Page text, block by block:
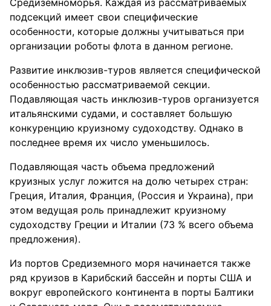
Средиземноморья. Каждая из рассматриваемых
подсекций имеет свои специфические
особенности, которые должны учитываться при
организации роботы флота в данном регионе.
Развитие инклюзив-туров является специфической
особенностью рассматриваемой секции.
Подавляющая часть инклюзив-туров организуется
итальянскими судами, и составляет большую
конкуренцию круизному судоходству. Однако в
последнее время их число уменьшилось.
Подавляющая часть объема предложений
круизных услуг ложится на долю четырех стран:
Греция, Италия, Франция, (Россия и Украина), при
этом ведущая роль принадлежит круизному
судоходству Греции и Италии (73 % всего объема
предложения).
Из портов Средиземного моря начинается также
ряд круизов в Карибский бассейн и порты США и
вокруг европейского континента в порты Балтики